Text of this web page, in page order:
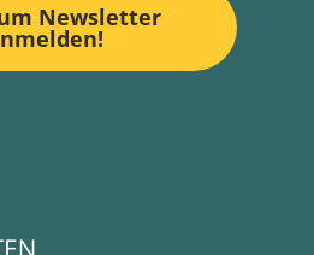
Newsletter